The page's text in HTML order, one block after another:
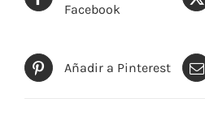
Facebook
Añadir a Pinterest